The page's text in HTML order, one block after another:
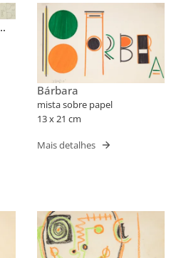
Bárbara
mista sobre papel
13 x 21 cm
Mais detalhes